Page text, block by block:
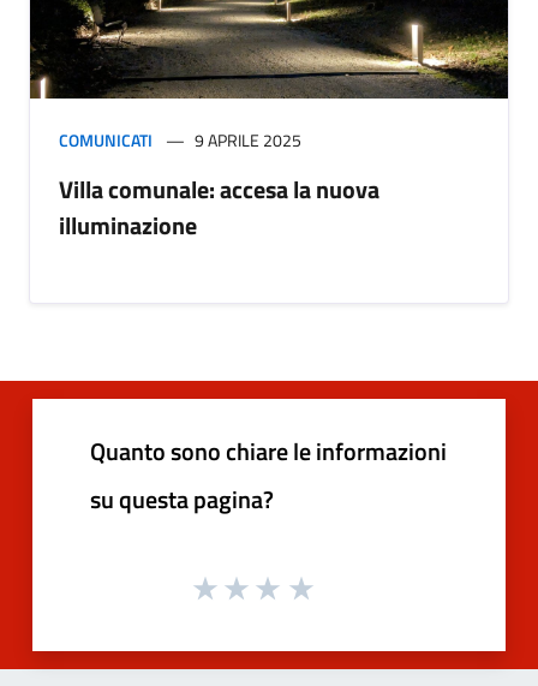
COMUNICATI 9 APRILE 2025
Villa comunale: accesa la nuova
illuminazione
Quanto sono chiare le informazioni
su questa pagina?